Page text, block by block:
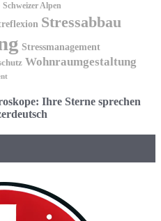
Schweizer Alpen
Stressabbau
Stressmanagement
Wohnraumgestaltung
Ihre Sterne sprechen